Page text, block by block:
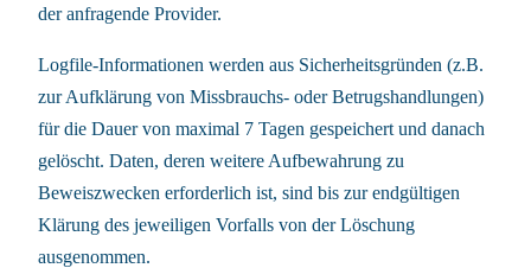
der anfragende Provider.
Logfile-Informationen werden aus Sicherheitsgründen (z.B.
zur Aufklärung von Missbrauchs- oder Betrugshandlungen)
für die Dauer von maximal 7 Tagen gespeichert und danach
gelöscht. Daten, deren weitere Aufbewahrung zu
Beweiszwecken erforderlich ist, sind bis zur endgültigen
Klärung des jeweiligen Vorfalls von der Löschung
ausgenommen.